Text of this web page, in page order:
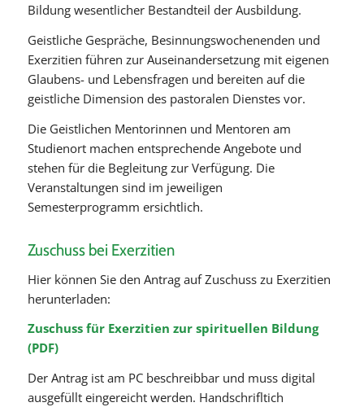
Bildung wesentlicher Bestandteil der Ausbildung.
Geistliche Gespräche, Besinnungswochenenden und
Exerzitien führen zur Auseinandersetzung mit eigenen
Glaubens- und Lebensfragen und bereiten auf die
geistliche Dimension des pastoralen Dienstes vor.
Die Geistlichen Mentorinnen und Mentoren am
Studienort machen entsprechende Angebote und
stehen für die Begleitung zur Verfügung. Die
Veranstaltungen sind im jeweiligen
Semesterprogramm ersichtlich.
Zuschuss bei Exerzitien
Hier können Sie den Antrag auf Zuschuss zu Exerzitien
herunterladen:
Zuschuss für Exerzitien zur spirituellen Bildung
(PDF)
Der Antrag ist am PC beschreibbar und muss digital
ausgefüllt eingereicht werden. Handschrifltich